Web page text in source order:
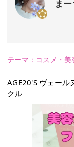
ま
テーマ： コスメ・美
AGE20'S ヴェール
クル